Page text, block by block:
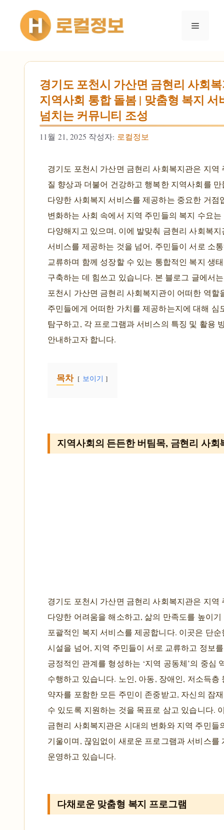
건너뛰기
메뉴
경기도 포천시 가산면 금현리 사회
지역사회 통합 돌봄 | 맞춤형 복지 서
넘치는 커뮤니티 조성
11월 21, 2025 작성자: 로컬정보
경기도 포천시 가산면 금현리 사회복지관은 지역
질 향상과 더불어 건강하고 행복한 지역사회를
다양한 사회복지 서비스를 제공하는 중요한 거점
변화하는 사회 속에서 지역 주민들의 복지 수요는
다양해지고 있으며, 이에 발맞춰 금현리 사회복
서비스를 제공하는 것을 넘어, 주민들이 서로 소
교류하며 함께 성장할 수 있는 통합적인 복지 생
구축하는 데 힘쓰고 있습니다. 본 블로그 글에서
포천시 가산면 금현리 사회복지관이 어떠한 역할
주민들에게 어떠한 가치를 제공하는지에 대해 심
탐구하고, 각 프로그램과 서비스의 특징 및 활용
안내하고자 합니다.
목차 보이기
지역사회의 든든한 버팀목, 금현리 사회
경기도 포천시 가산면 금현리 사회복지관은 지역
다양한 어려움을 해소하고, 삶의 만족도를 높이기
포괄적인 복지 서비스를 제공합니다. 이곳은 단순
시설을 넘어, 지역 주민들이 서로 교류하고 정보
긍정적인 관계를 형성하는 ‘지역 공동체’의 중심
수행하고 있습니다. 노인, 아동, 장애인, 저소득층
약자를 포함한 모든 주민이 존중받고, 자신의 잠
수 있도록 지원하는 것을 목표로 삼고 있습니다.
금현리 사회복지관은 시대의 변화와 지역 주민들
기울이며, 끊임없이 새로운 프로그램과 서비스를
운영하고 있습니다.
다채로운 맞춤형 복지 프로그램